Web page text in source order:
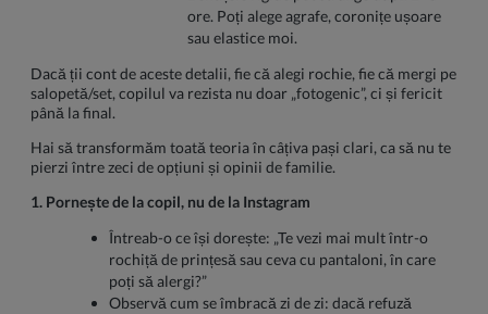
ore. Poți alege agrafe, coronițe ușoare
sau elastice moi.
Dacă ții cont de aceste detalii, fie că alegi rochie, fie că mergi pe
salopetă/set, copilul va rezista nu doar „fotogenic”, ci și fericit
până la final.
Hai să transformăm toată teoria în câțiva pași clari, ca să nu te
pierzi între zeci de opțiuni și opinii de familie.
1. Pornește de la copil, nu de la Instagram
Întreab-o ce își dorește: „Te vezi mai mult într-o
rochiță de prințesă sau ceva cu pantaloni, în care
poți să alergi?”
Observă cum se îmbracă zi de zi: dacă refuză